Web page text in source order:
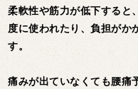
柔軟性や筋力が低下すると
度に使われたり、負担がか
す。
痛みが出ていなくても腰痛